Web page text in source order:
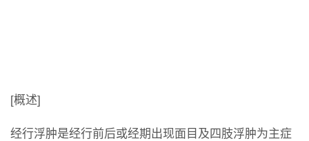
[概述]
经行浮肿是经行前后或经期出现面目及四肢浮肿为主症